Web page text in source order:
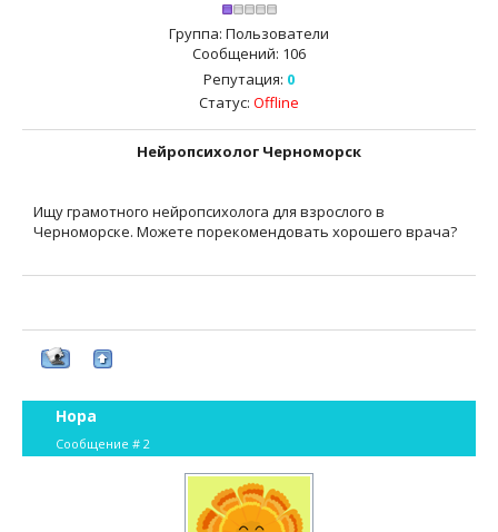
Группа: Пользователи
Сообщений: 106
Репутация: 0
Статус: Offline
Нейропсихолог Черноморск
Ищу грамотного нейропсихолога для взрослого в
Черноморске. Можете порекомендовать хорошего врача?
Нора
Сообщение # 2